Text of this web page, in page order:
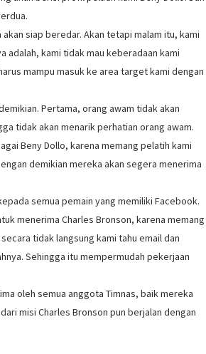
siap beredar. Akan tetapi malam itu, kami
adalah, kami tidak mau keberadaan kami
mampu masuk ke area target kami dengan
Pertama, orang awam tidak akan
tidak akan menarik perhatian orang awam.
Beny Dollo, karena memang pelatih kami
demikian mereka akan segera menerima
semua pemain yang memiliki Facebook.
menerima Charles Bronson, karena memang
tidak langsung kami tahu email dan
Sehingga itu mempermudah pekerjaan
oleh semua anggota Timnas, baik mereka
misi Charles Bronson pun berjalan dengan